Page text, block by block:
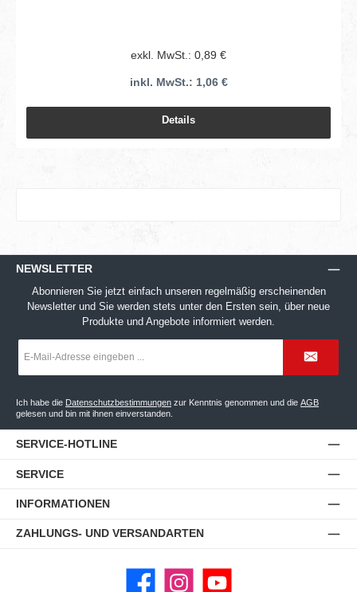
exkl. MwSt.: 0,89 €
inkl. MwSt.: 1,06 €
Details
NEWSLETTER
Abonnieren Sie jetzt einfach unseren regelmäßig erscheinenden
Newsletter und Sie werden stets unter den Ersten sein, über neue
Produkte und Angebote informiert werden.
Mail-
*
Ich habe die Datenschutzbestimmungen zur Kenntnis genommen und die AGB
gelesen und bin mit ihnen einverstanden.
SERVICE-HOTLINE
SERVICE
INFORMATIONEN
ZAHLUNGS- UND VERSANDARTEN
Facebook Instagram YouTube